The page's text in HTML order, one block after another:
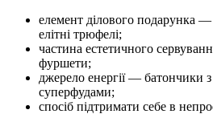
елемент ділового подарунка
елітні трюфелі;
частина естетичного
фуршети;
джерело енергії — батончики
суперфудами;
спосіб підтримати себе в